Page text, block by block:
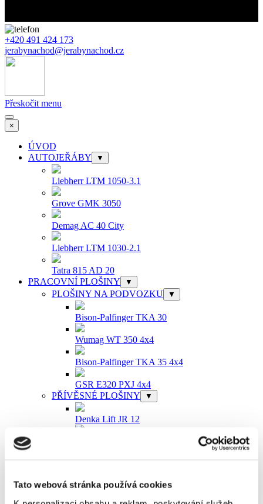
Tato webová stránka používá cookies
+420 491 424 173
jerabynachod@jerabynachod.cz
Přeskočit menu
×
ÚVOD
AUTOJEŘÁBY
▼
Liebherr LTM 1050-3.1
Grove GMK 3050
Demag AC 40 City
Liebherr LTM 1030-2.1
Tatra 815 AD 20
PRACOVNÍ PLOŠINY
▼
PLOŠINY NA PODVOZKU ▼
Bison-Palfinger TKA 30
Wumag WT 350 4x4
Bison-Palfinger TKA 35 4x4
GSR E320 PXJ 4x4
PŘÍVĚSNÉ PLOŠINY
▼
Denka Lift JR 12
Denka Lift DL 18